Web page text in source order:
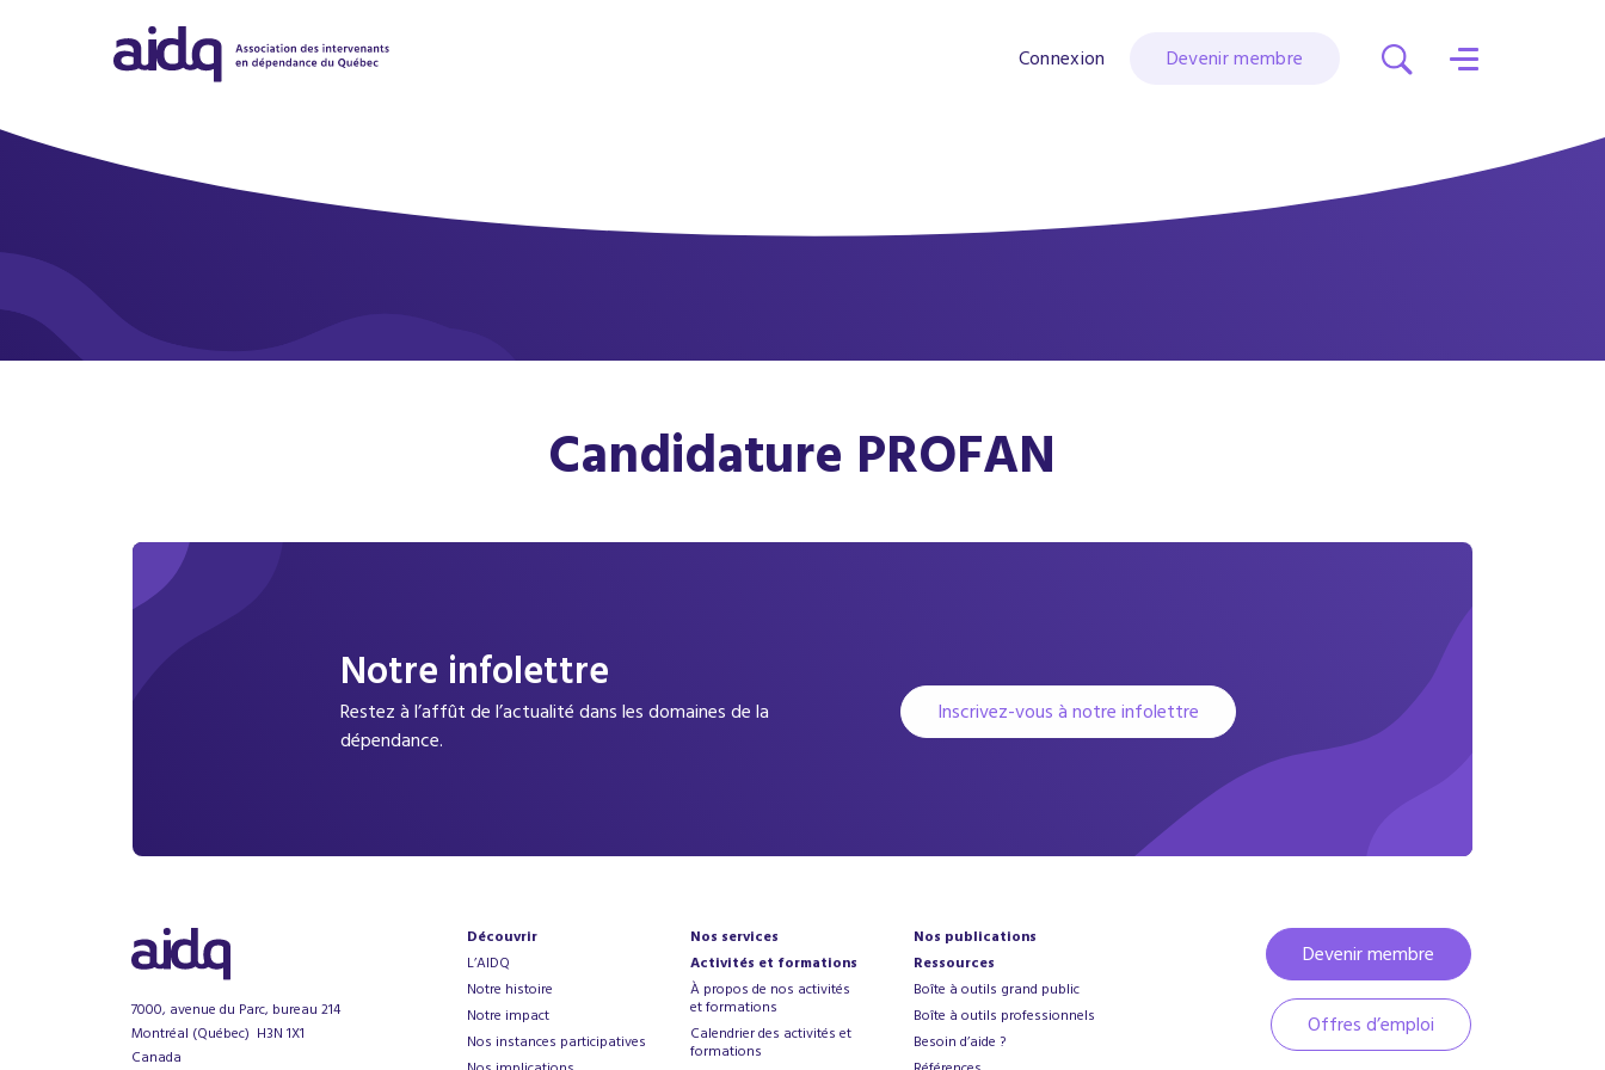
Devenir membre
Connexion
Candidature PROFAN
Notre infolettre
Restez à l’affût de l’actualité dans les domaines de la
dépendance.
Inscrivez-vous à notre infolettre
7000, avenue du Parc, bureau 214
Montréal (Québec) H3N 1X1
Canada
Découvrir
L’AIDQ
Notre histoire
Notre impact
Nos instances participatives
Nos services
Activités et formations
À propos de nos activités
et formations
Calendrier des activités et
formations
Nos publications
Ressources
Boîte à outils grand public
Boîte à outils professionnels
Besoin d’aide ?
Devenir membre
Offres d’emploi